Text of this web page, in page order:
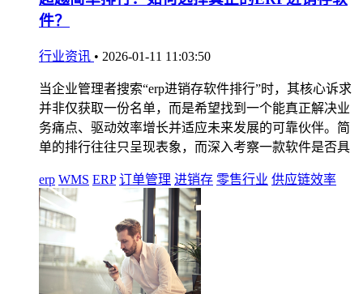
件？
行业资讯 • 2026-01-11 11:03:50
当企业管理者搜索“erp进销存软件排行”时，其核心诉求
并非仅获取一份名单，而是希望找到一个能真正解决业
务痛点、驱动效率增长并适应未来发展的可靠伙伴。简
单的排行往往只呈现表象，而深入考察一款软件是否具
erp WMS ERP 订单管理 进销存 零售行业 供应链效率